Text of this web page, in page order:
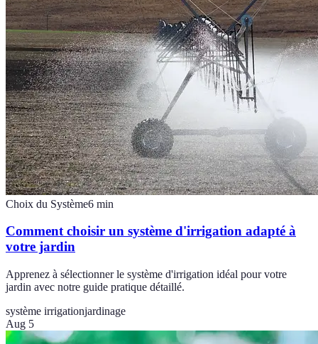
Choix du Système6 min
Comment choisir un système d'irrigation adapté à
votre jardin
Apprenez à sélectionner le système d'irrigation idéal pour votre
jardin avec notre guide pratique détaillé.
système irrigationjardinage
Aug 5